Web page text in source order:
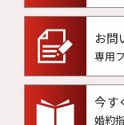
お問
専用
今す
婚約